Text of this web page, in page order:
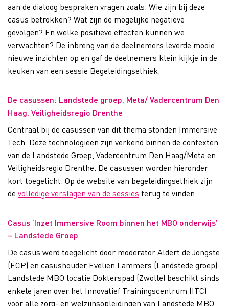
aan de dialoog bespraken vragen zoals: Wie zijn bij deze
casus betrokken? Wat zijn de mogelijke negatieve
gevolgen? En welke positieve effecten kunnen we
verwachten? De inbreng van de deelnemers leverde mooie
nieuwe inzichten op en gaf de deelnemers klein kijkje in de
keuken van een sessie Begeleidingsethiek.
De casussen: Landstede groep, Meta/ Vadercentrum Den
Haag, Veiligheidsregio Drenthe
Centraal bij de casussen van dit thema stonden Immersive
Tech. Deze technologieën zijn verkend binnen de contexten
van de Landstede Groep, Vadercentrum Den Haag/Meta en
Veiligheidsregio Drenthe. De casussen worden hieronder
kort toegelicht. Op de website van begeleidingsethiek zijn
de volledige verslagen van de sessies terug te vinden.
Casus ‘Inzet Immersive Room binnen het MBO onderwijs’
– Landstede Groep
De casus werd toegelicht door moderator Aldert de Jongste
(ECP) en casushouder Evelien Lammers (Landstede groep).
Landstede MBO locatie Dokterspad (Zwolle) beschikt sinds
enkele jaren over het Innovatief Trainingscentrum (ITC)
voor alle zorg- en welzijnsopleidingen van Landstede MBO